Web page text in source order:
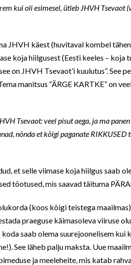
kui oli esimesel, ütleb JHVH Tsevaot
JHVH käest (huvitaval kombel
koja hiilgusest (Eesti keeles – koja
on JHVH Tsevaot’i kuulutus”. See
manitsus “ÄRGE KARTKE” on
Tsevaot: veel pisut aega, ja ma
nõnda et kõigi paganate RIKKUSED
et selle viimase koja hiilgus saab
tõotused, mis saavad täituma
(koos kõigi teistega
praeguse käimasoleva viiruse
saab olema suurejoonelisem kui
See läheb palju maksta. Uue
ja meeleheite, mis katab